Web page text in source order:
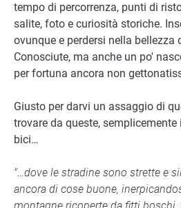
tempo di percorrenza, punti di
salite, foto e curiosità storiche.
ovunque e perdersi nella bellezza
Conosciute, ma anche un po'
per fortuna ancora non
Giusto per darvi un assaggio di
trovare da queste,
bici…
"…dove le stradine sono strette e
ancora di cose buone,